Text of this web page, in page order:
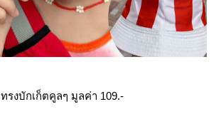
ทรงบักเก็ตคูลๆ มูลค่า 109.-